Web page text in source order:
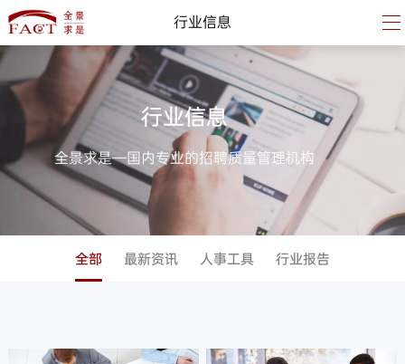
行业信息
行业信息
全景求是—国内专业的招聘质量管理机构
全部 最新资讯 人事工具 行业报告